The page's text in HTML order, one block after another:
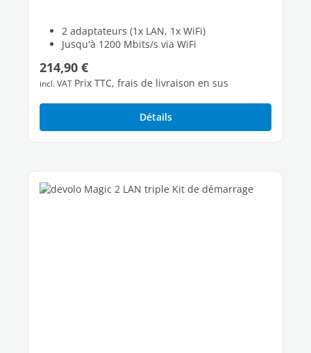
2 adaptateurs (1x LAN, 1x WiFi)
Jusqu'à 1200 Mbits/s via WiFi
Prix régulier :
214,90 €
incl. VAT Prix TTC, frais de livraison en sus
Détails